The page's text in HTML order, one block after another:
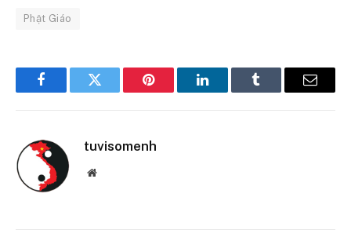
Phật Giáo
FacebookTwitter Pinterest LinkedInTumblr Email
tuvisomenh
Website